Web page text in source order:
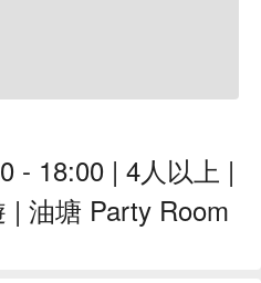
- 18:00 | 4人以上 |
| 油塘 Party Room